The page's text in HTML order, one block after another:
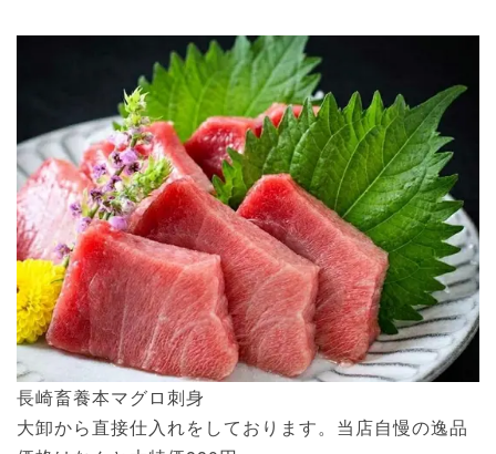
長崎畜養本マグロ刺身
大卸から直接仕入れをしております。当店自慢の逸品